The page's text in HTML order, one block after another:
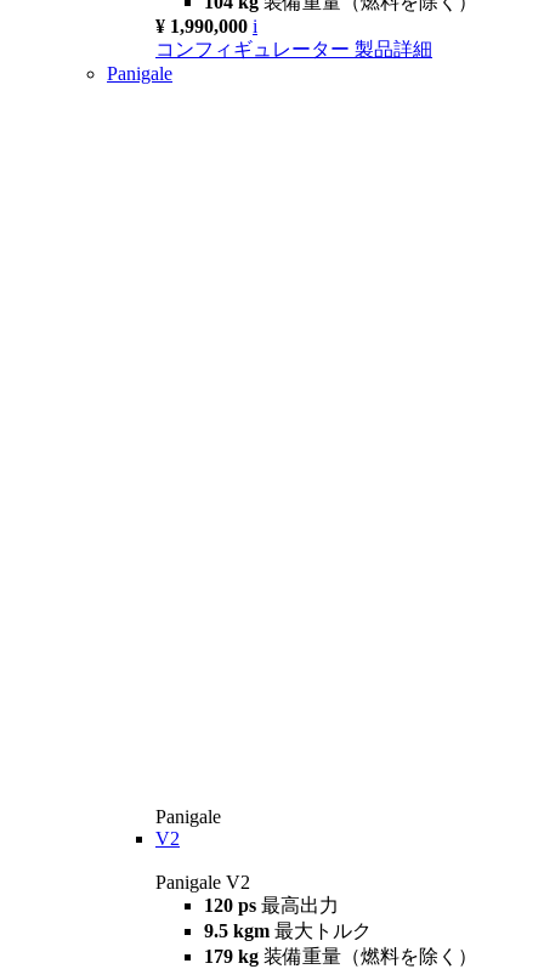
¥ 1,990,000 i
コンフィギュレーター 製品詳細
Panigale
Panigale
V2
Panigale V2
120 ps 最高出力
9.5 kgm 最大トルク
179 kg 装備重量（燃料を除く）